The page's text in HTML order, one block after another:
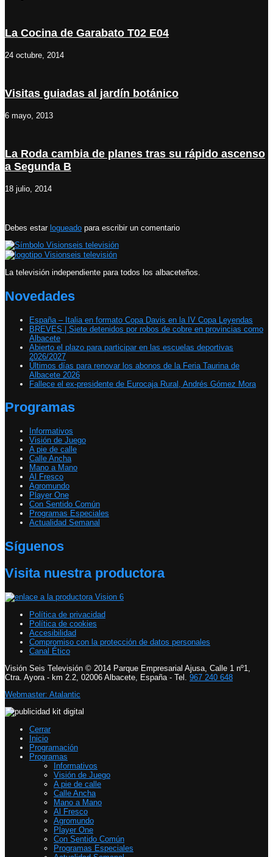
La Cocina de Garabato T02 E04
24 octubre, 2014
Visitas guiadas al jardín botánico
6 mayo, 2013
La Roda cambia de planes tras su rápido ascenso
a Segunda B
18 julio, 2014
Debes estar logueado para escribir un comentario
La televisión independiente para todos los albaceteños.
Novedades
España – Italia en formato Copa Davis en la IV Copa Leyendas
BREVES | Siete detenidos por robos de cobre en provincias como
Albacete
Abierto el plazo para participar en las escuelas deportivas
2026/2027
Últimos días para renovar los abonos de la Feria Taurina de
Albacete 2026
Fallece el ex-presidente de Eurocaja Rural, Andrés Gómez Mora
Programas
Informativos
Visión de Juego
A pie de calle
Calle Ancha
Mano a Mano
Al Fresco
Agromundo
Player One
Con Sentido Común
Programas Especiales
Actualidad Semanal
Síguenos
Visita nuestra productora
Política de privacidad
Política de cookies
Accesibilidad
Compromiso con la protección de datos personales
Canal Ético
Visión Seis Televisión © 2014 Parque Empresarial Ajusa, Calle 1 nº1,
Ctra. Ayora - km 2.2, 02006 Albacete, España - Tel. 967 240 648
Webmaster: Atalantic
Cerrar
Inicio
Programación
Programas
Informativos
Visión de Juego
A pie de calle
Calle Ancha
Mano a Mano
Al Fresco
Agromundo
Player One
Con Sentido Común
Programas Especiales